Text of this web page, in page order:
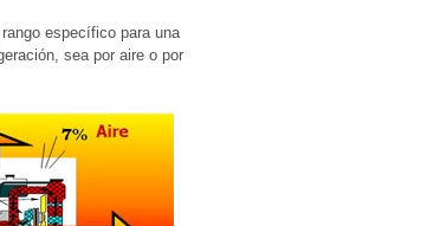
específico para una
sea por aire o por